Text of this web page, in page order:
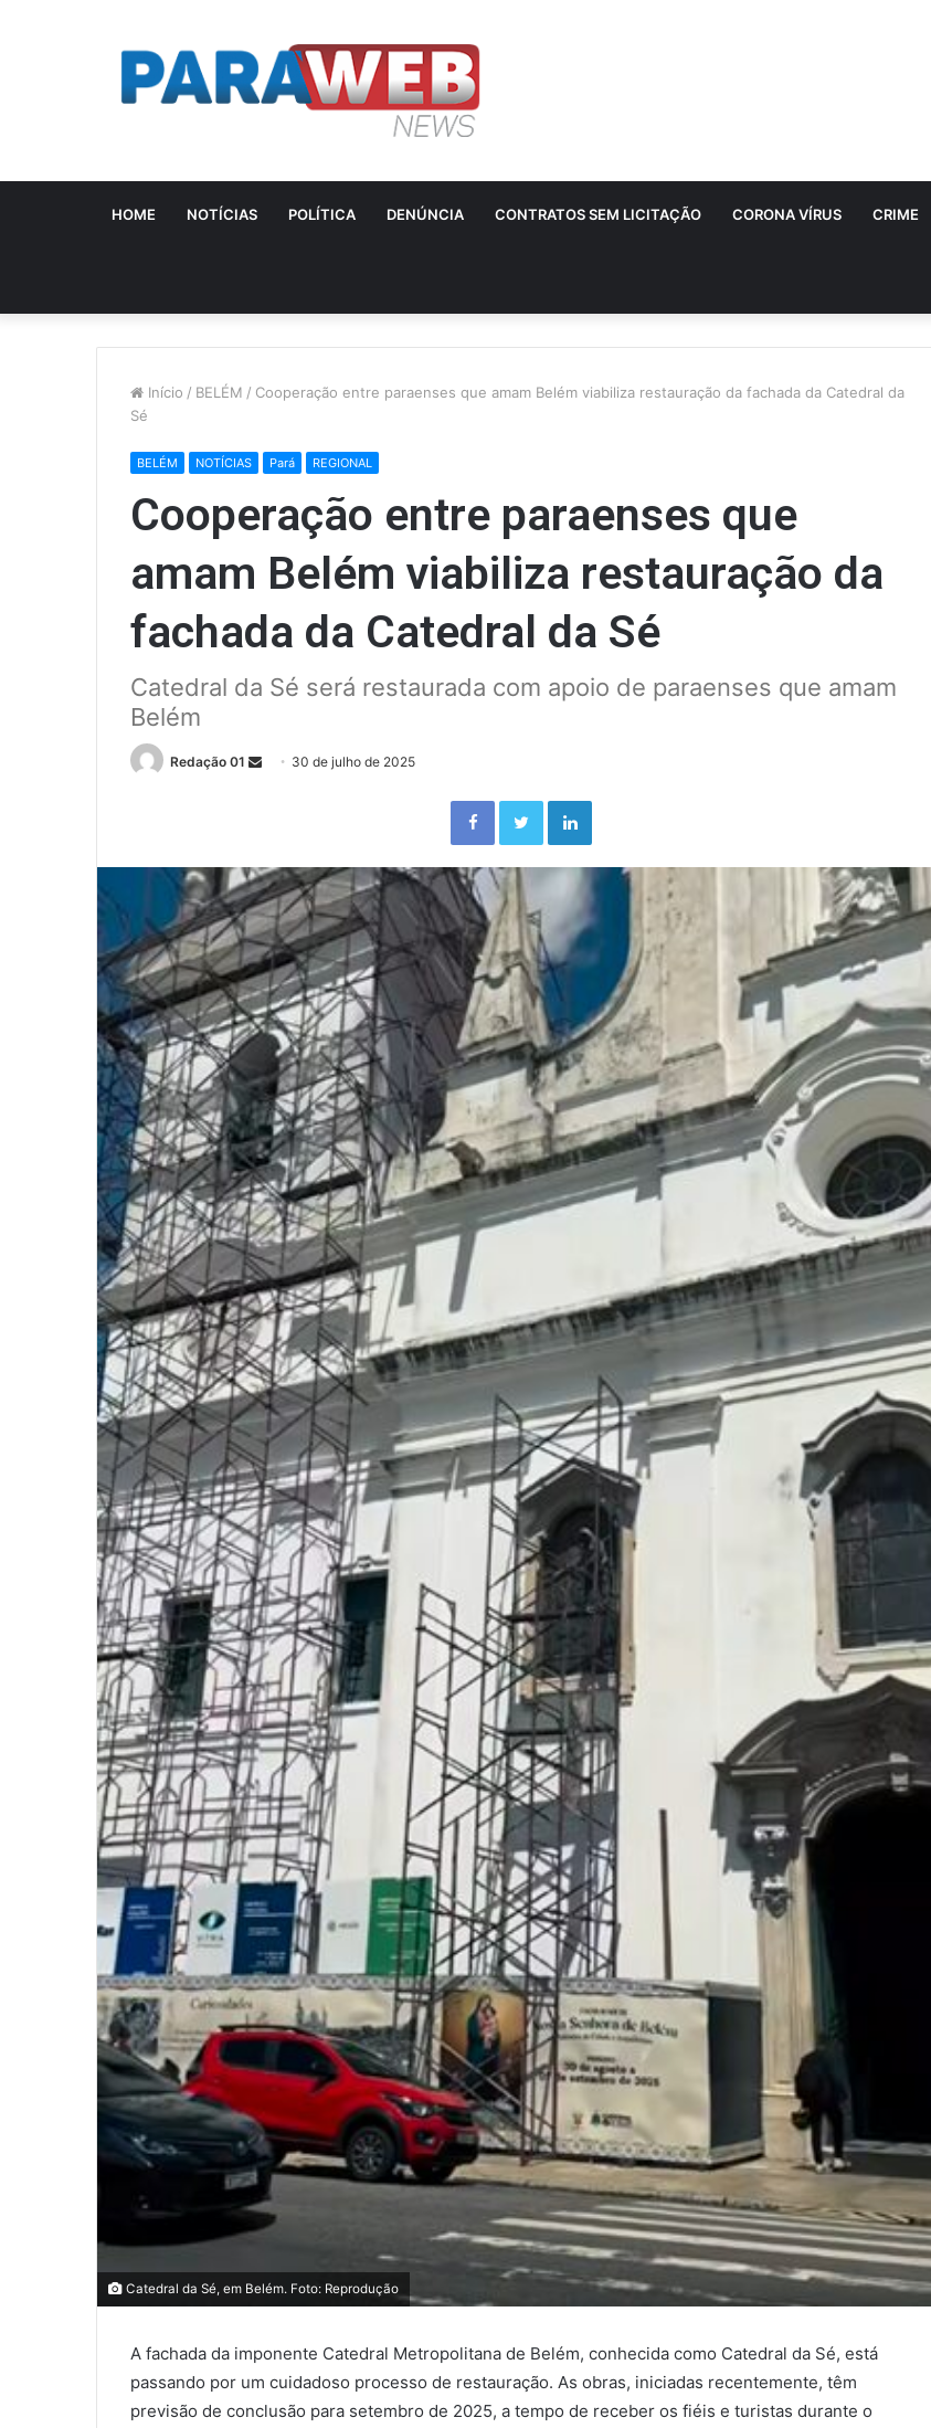
HOME NOTÍCIAS POLÍTICA DENÚNCIA CONTRATOS SEM LICITAÇÃO CORONA VÍRUS CRIME
Início / BELÉM / Cooperação entre paraenses que amam Belém viabiliza restauração da fachada da Catedral da
Sé
BELÉM NOTÍCIAS Pará REGIONAL
Cooperação entre paraenses que
amam Belém viabiliza restauração da
fachada da Catedral da Sé
Catedral da Sé será restaurada com apoio de paraenses que amam
Belém
Redação 01
Send 30 de julho de 2025
FacebookTwitterLinkedin
Catedral da Sé, em Belém. Foto: Reprodução
A fachada da imponente Catedral Metropolitana de Belém, conhecida como Catedral da Sé, está
passando por um cuidadoso processo de restauração. As obras, iniciadas recentemente, têm
previsão de conclusão para setembro de 2025, a tempo de receber os fiéis e turistas durante o